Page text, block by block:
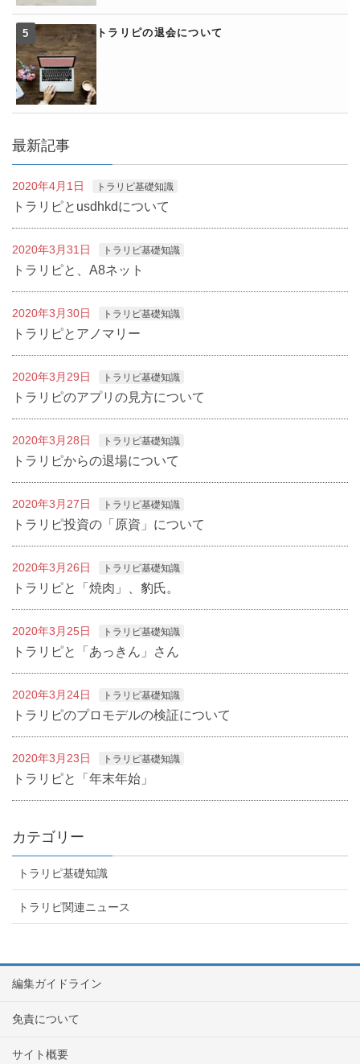
トラリピの退会について
最新記事
2020年4月1日 トラリピ基礎知識
トラリピとusdhkdについて
2020年3月31日 トラリピ基礎知識
トラリピと、A8ネット
2020年3月30日 トラリピ基礎知識
トラリピとアノマリー
2020年3月29日 トラリピ基礎知識
トラリピのアプリの見方について
2020年3月28日 トラリピ基礎知識
トラリピからの退場について
2020年3月27日 トラリピ基礎知識
トラリピ投資の「原資」について
2020年3月26日 トラリピ基礎知識
トラリピと「焼肉」、豹氏。
2020年3月25日 トラリピ基礎知識
トラリピと「あっきん」さん
2020年3月24日 トラリピ基礎知識
トラリピのプロモデルの検証について
2020年3月23日 トラリピ基礎知識
トラリピと「年末年始」
カテゴリー
トラリピ基礎知識
トラリピ関連ニュース
編集ガイドライン
免責について
サイト概要